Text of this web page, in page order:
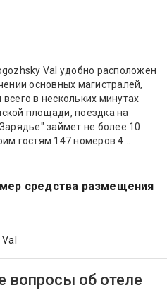
Val удобно расположен
основных магистралей,
в нескольких минутах
площади, поездка на
займет не более 10
гостям 147 номеров 4...
средства размещения
вопросы об отеле